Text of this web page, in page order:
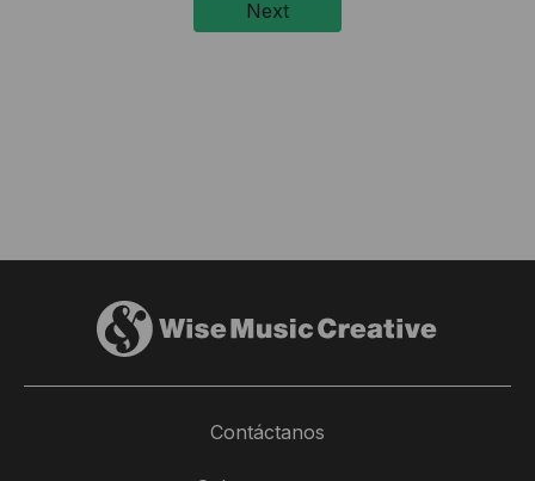
Contáctanos